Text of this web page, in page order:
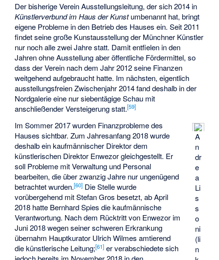
Der bisherige Verein Ausstellungsleitung, der sich 2014 in
Künstlerverbund im Haus der Kunstumbenannt hat, bringt
eigene Probleme in den Betrieb des Hauses ein. Seit 2011
findet seine große Kunstausstellung der Münchner Künstler
nur noch alle zwei Jahre statt. Damit entfielen in den
Jahren ohne Ausstellung aber öffentliche Fördermittel, so
dass der Verein nach dem Jahr 2012 seine Finanzen
weitgehend aufgebraucht hatte. Im nächsten, eigentlich
ausstellungsfreien Zwischenjahr 2014 fand deshalb in der
Nordgalerie eine nur siebentägige Schau mit
anschließender Versteigerung statt.[59]
A
n
dr
e
a
Li
s
s
o
ni
(li
n
Im Sommer 2017 wurden Finanzprobleme des
Hauses sichtbar. Zum Jahresanfang 2018 wurde
deshalb ein kaufmännischer Direktor dem
künstlerischen Direktor Enwezor gleichgestellt. Er
soll Probleme mit Verwaltung und Personal
bearbeiten, die über zwanzig Jahre nur ungenügend
betrachtet wurden.[60] Die Stelle wurde
vorübergehend mit Stefan Gros besetzt, ab April
2018 hatte Bernhard Spies die kaufmännische
Verantwortung. Nach dem Rücktritt von Enwezor im
Juni 2018 wegen seiner schweren Erkrankung
übernahm Hauptkurator Ulrich Wilmes amtierend
die künstlerische Leitung;[61] er verabschiedete sich